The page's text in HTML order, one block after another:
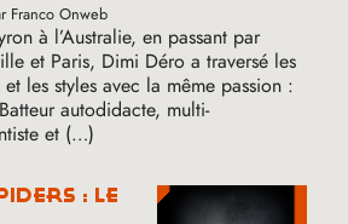
Franco Onweb
à l’Australie, en passant par
et Paris, Dimi Déro a traversé les
les styles avec la même passion :
autodidacte, multi-
et (…)